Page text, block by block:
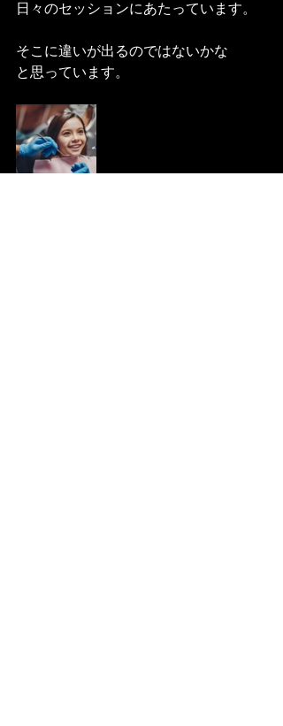
日々のセッションにあたっています。
そこに違いが出るのではないかな
と思っています。